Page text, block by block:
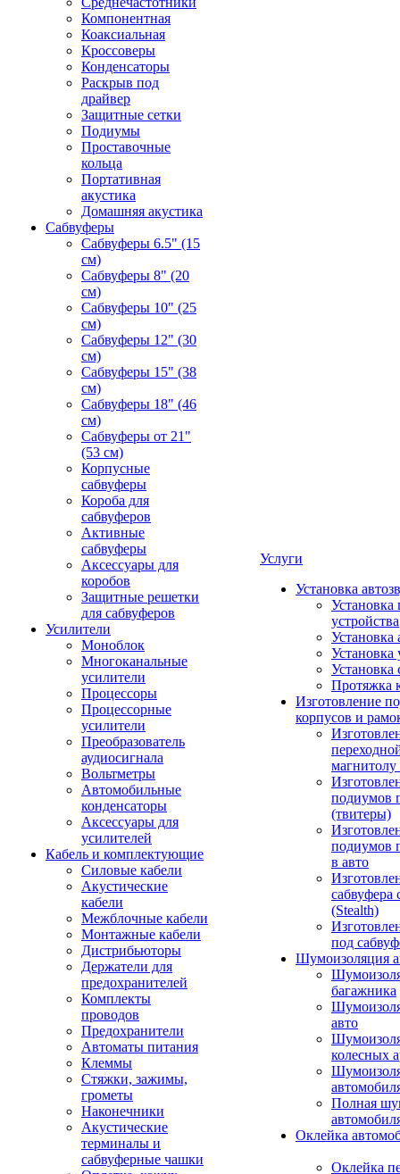
Компонентная
Коаксиальная
Кроссоверы
Конденсаторы
Раскрыв под
драйвер
Защитные сетки
Подиумы
Проставочные
кольца
Портативная
акустика
Домашняя акустика
Сабвуферы
Сабвуферы 6.5" (15
см)
Сабвуферы 8" (20
см)
Сабвуферы 10" (25
см)
Сабвуферы 12" (30
см)
Сабвуферы 15" (38
см)
Сабвуферы 18" (46
см)
Сабвуферы от 21"
(53 см)
Корпусные
сабвуферы
Короба для
сабвуферов
Активные
сабвуферы
Аксессуары для
коробов
Защитные решетки
для сабвуферов
Усилители
Моноблок
Многоканальные
усилители
Процессоры
Процессорные
усилители
Преобразователь
аудиосигнала
Вольтметры
Автомобильные
конденсаторы
Аксессуары для
усилителей
Кабель и комплектующие
Силовые кабели
Акустические
кабели
Межблочные кабели
Монтажные кабели
Дистрибьюторы
Держатели для
предохранителей
Комплекты
проводов
Предохранители
Автоматы питания
Клеммы
Стяжки, зажимы,
грометы
Наконечники
Акустические
терминалы и
сабвуферные чашки
Услуги
Установка
Установка
устройства
Установка
Установка
Установка
Протяжка
Изготовление
корпусов и
подиумов
(твитеры)
подиумов
в авто
сабвуфера
(Stealth)
под
Шумоизоляция
багажника
авто
колесных
Полная
Оклейка
Оклейка